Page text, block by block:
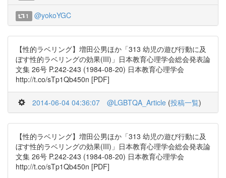
1 @yokoYGC
【性的ラベリング】増田公男ほか「313 幼児の遊び行動に及
ぼす性的ラベリングの効果(III)」日本教育心理学会総会発表論
文集 26号 P.242-243 (1984-08-20) 日本教育心理学会
http://t.co/sTp1Qb450n [PDF]
2014-06-04 04:36:07 @LGBTQA_Article (投稿一覧)
【性的ラベリング】増田公男ほか「313 幼児の遊び行動に及
ぼす性的ラベリングの効果(III)」日本教育心理学会総会発表論
文集 26号 P.242-243 (1984-08-20) 日本教育心理学会
http://t.co/sTp1Qb450n [PDF]